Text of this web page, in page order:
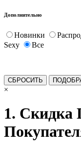
Дополнительно
Новинки
Sexy
Все
×
1. Скидка